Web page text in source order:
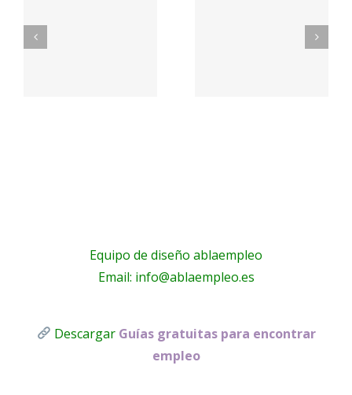
Contacto
– Aceites
Equipo de diseño ablaempleo
Email: info@ablaempleo.es
Descargar Guías gratuitas para encontrar
empleo